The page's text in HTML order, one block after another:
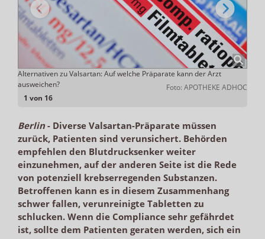
1 von 16
Alternativen zu Valsartan: Auf welche Präparate kann der Arzt
ausweichen?
Foto: APOTHEKE ADHOC
Berlin- Diverse Valsartan-Präparate müssen
zurück, Patienten sind verunsichert. Behörden
empfehlen den Blutdrucksenker weiter
einzunehmen, auf der anderen Seite ist die Rede
von potenziell krebserregenden Substanzen.
Betroffenen kann es in diesem Zusammenhang
schwer fallen, verunreinigte Tabletten zu
schlucken. Wenn die Compliance sehr gefährdet
ist, sollte dem Patienten geraten werden, sich ein